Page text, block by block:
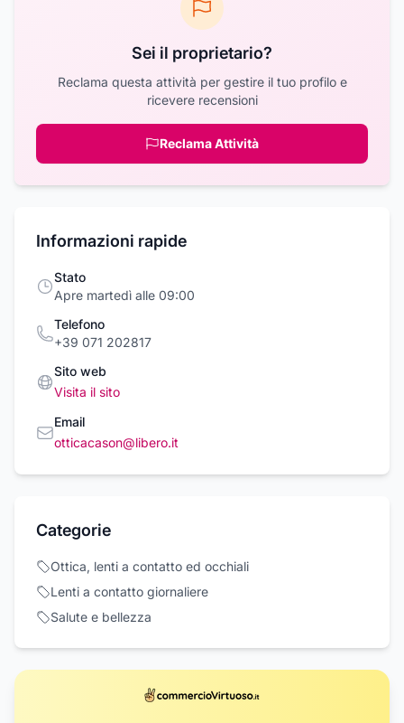
Sei il proprietario?
Reclama questa attività per gestire il tuo profilo e
ricevere recensioni
Reclama Attività
Informazioni rapide
Stato
Apre martedì alle 09:00
Telefono
+39 071 202817
Sito web
Visita il sito
Email
otticacason@libero.it
Categorie
Ottica, lenti a contatto ed occhiali
Lenti a contatto giornaliere
Salute e bellezza